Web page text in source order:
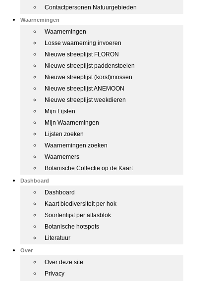
Contactpersonen Natuurgebieden
Waarnemingen
Waarnemingen
Losse waarneming invoeren
Nieuwe streeplijst FLORON
Nieuwe streeplijst paddenstoelen
Nieuwe streeplijst (korst)mossen
Nieuwe streeplijst ANEMOON
Nieuwe streeplijst weekdieren
Mijn Lijsten
Mijn Waarnemingen
Lijsten zoeken
Waarnemingen zoeken
Waarnemers
Botanische Collectie op de Kaart
Dashboard
Dashboard
Kaart biodiversiteit per hok
Soortenlijst per atlasblok
Botanische hotspots
Literatuur
Over
Over deze site
Privacy